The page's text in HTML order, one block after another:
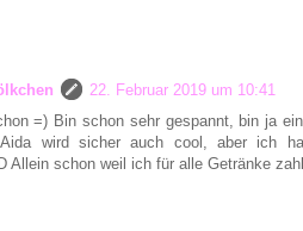
22. Februar 2019 um 10:41
=) Bin schon sehr gespannt, bin ja
wird sicher auch cool, aber ich
Allein schon weil ich für alle Getränke